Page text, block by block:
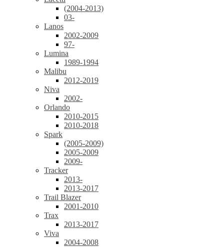
(2004-2013)
03-
Lanos
2002-2009
97-
Lumina
1989-1994
Malibu
2012-2019
Niva
2002-
Orlando
2010-2015
2010-2018
Spark
(2005-2009)
2005-2009
2009-
Tracker
2013-
2013-2017
Trail Blazer
2001-2010
Trax
2013-2017
Viva
2004-2008